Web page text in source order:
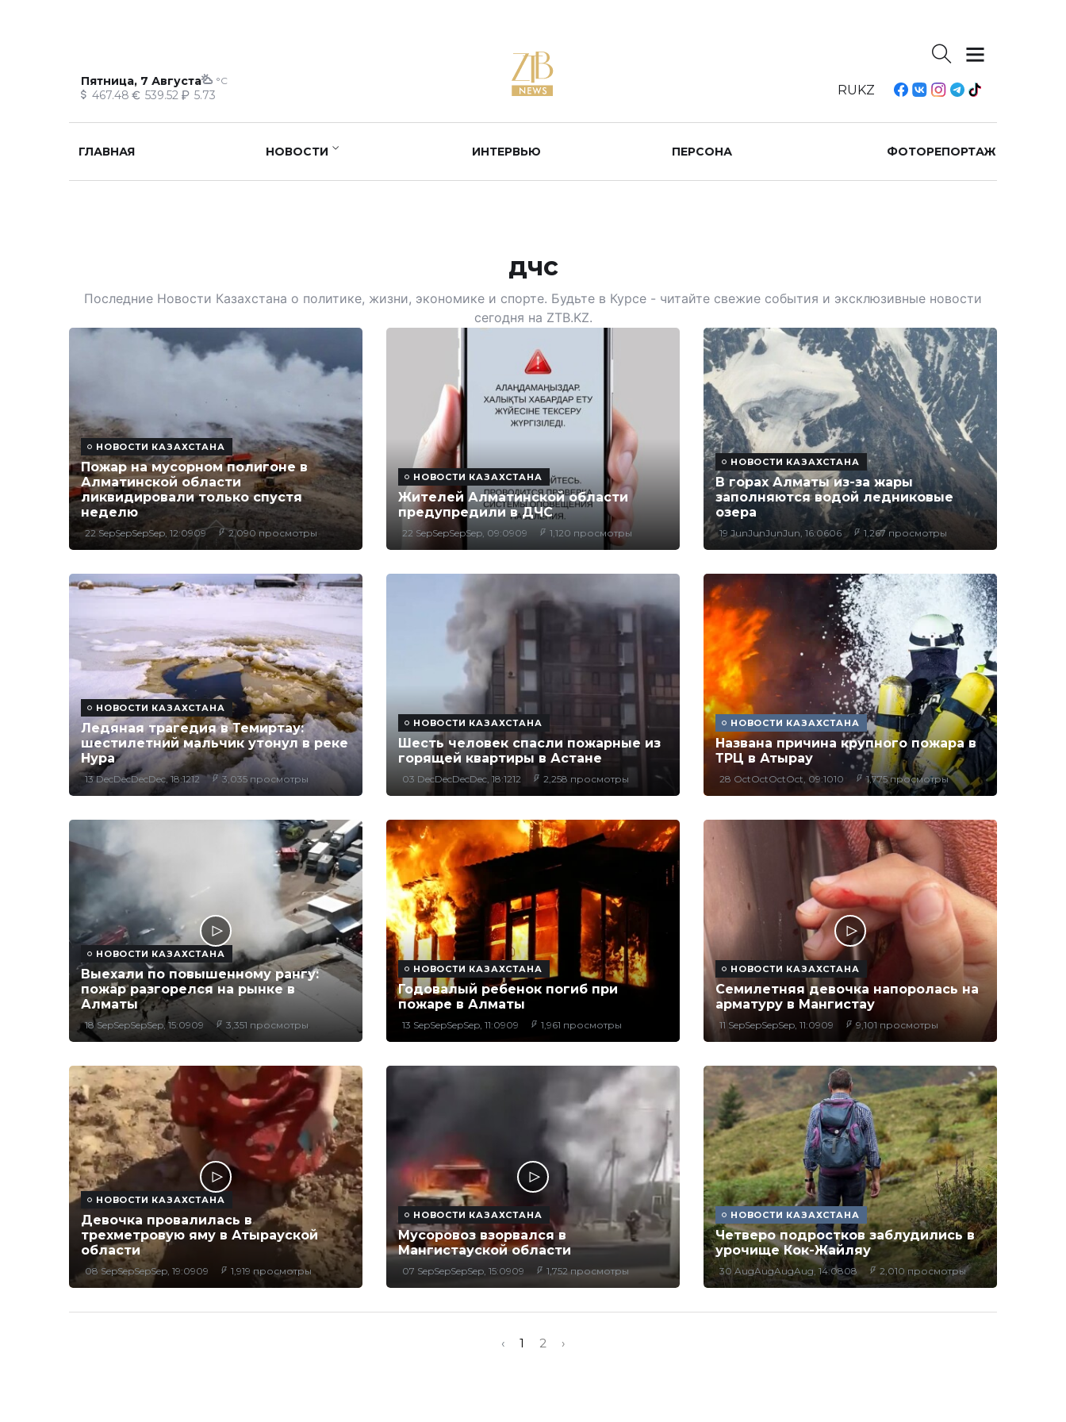
Пятница, 7 Августа °C
467.48 539.52 5.73 RUKZ
ГЛАВНАЯ НОВОСТИ ИНТЕРВЬЮ ПЕРСОНА ФОТОРЕПОРТАЖ
дчс
Последние Новости Казахстана о политике, жизни, экономике и спорте. Будьте в Курсе - читайте свежие события и эксклюзивные новости
сегодня на ZTB.KZ.
НОВОСТИ КАЗАХСТАНА
Пожар на мусорном полигоне в
Алматинской области
ликвидировали только спустя
неделю
22 SepSepSepSep, 12:0909 2,090 просмотры
НОВОСТИ КАЗАХСТАНА
Жителей Алматинской области
предупредили в ДЧС
22 SepSepSepSep, 09:0909 1,120 просмотры
НОВОСТИ КАЗАХСТАНА
В горах Алматы из-за жары
заполняются водой ледниковые
озера
19 JunJunJunJun, 16:0606 1,267 просмотры
НОВОСТИ КАЗАХСТАНА
Ледяная трагедия в Темиртау:
шестилетний мальчик утонул в реке
Нура
13 DecDecDecDec, 18:1212 3,035 просмотры
НОВОСТИ КАЗАХСТАНА
Шесть человек спасли пожарные из
горящей квартиры в Астане
03 DecDecDecDec, 18:1212 2,258 просмотры
НОВОСТИ КАЗАХСТАНА
Названа причина крупного пожара в
ТРЦ в Атырау
28 OctOctOctOct, 09:1010 1,775 просмотры
НОВОСТИ КАЗАХСТАНА
Выехали по повышенному рангу:
пожар разгорелся на рынке в
Алматы
18 SepSepSepSep, 15:0909 3,351 просмотры
НОВОСТИ КАЗАХСТАНА
Годовалый ребенок погиб при
пожаре в Алматы
13 SepSepSepSep, 11:0909 1,961 просмотры
НОВОСТИ КАЗАХСТАНА
Семилетняя девочка напоролась на
арматуру в Мангистау
11 SepSepSepSep, 11:0909 9,101 просмотры
НОВОСТИ КАЗАХСТАНА
Девочка провалилась в
трехметровую яму в Атырауской
области
08 SepSepSepSep, 19:0909 1,919 просмотры
НОВОСТИ КАЗАХСТАНА
Мусоровоз взорвался в
Мангистауской области
07 SepSepSepSep, 15:0909 1,752 просмотры
НОВОСТИ КАЗАХСТАНА
Четверо подростков заблудились в
урочище Кок-Жайляу
30 AugAugAugAug, 14:0808 2,010 просмотры
‹ 1 2 ›